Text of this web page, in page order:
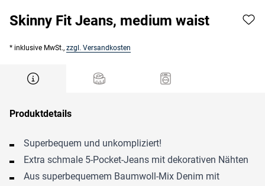
Skinny Fit Jeans, medium waist
* inklusive MwSt., zzgl. Versandkosten
Produktdetails
Superbequem und unkompliziert!
Extra schmale 5-Pocket-Jeans mit dekorativen Nähten
Aus superbequemem Baumwoll-Mix Denim mit